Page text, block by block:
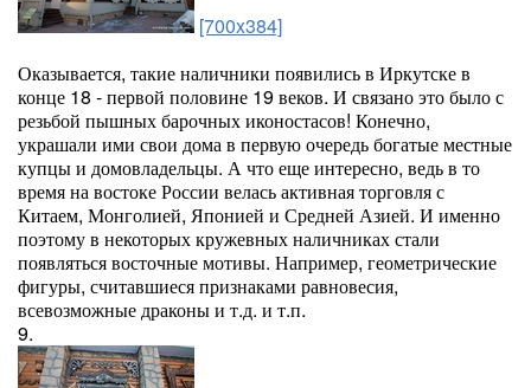
[700x384]
Оказывается, такие наличники появились в Иркутске в
конце 18 - первой половине 19 веков. И связано это было с
резьбой пышных барочных иконостасов! Конечно,
украшали ими свои дома в первую очередь богатые местные
купцы и домовладельцы. А что еще интересно, ведь в то
время на востоке России велась активная торговля с
Китаем, Монголией, Японией и Средней Азией. И именно
поэтому в некоторых кружевных наличниках стали
появляться восточные мотивы. Например, геометрические
фигуры, считавшиеся признаками равновесия,
всевозможные драконы и т.д. и т.п.
9.